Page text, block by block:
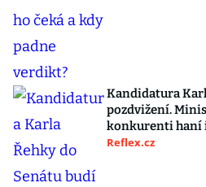
Kandidatura
pozdvižení.
konkurenti haní
Reflex.cz